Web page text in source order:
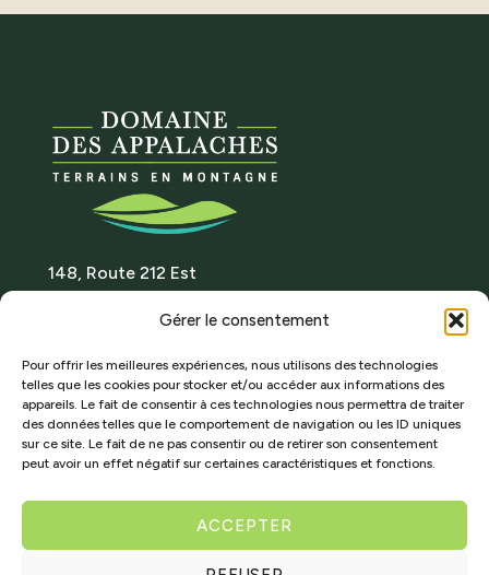
Gérer le consentement
Pour offrir les meilleures expériences, nous utilisons des technologies
telles que les cookies pour stocker et/ou accéder aux informations des
appareils. Le fait de consentir à ces technologies nous permettra de traiter
des données telles que le comportement de navigation ou les ID uniques
sur ce site. Le fait de ne pas consentir ou de retirer son consentement
peut avoir un effet négatif sur certaines caractéristiques et fonctions.
ACCEPTER
148, Route 212 Est
(Quebec) Canada J0B 2E0
Phone: 819 888-2314
info@domainedesappalaches.ca
RBQ : 5868-0901-01